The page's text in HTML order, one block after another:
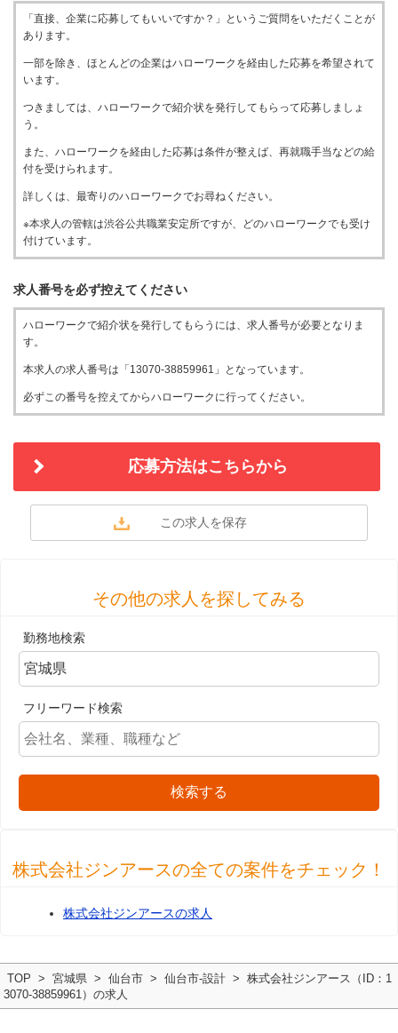
「直接、企業に応募してもいいですか？」というご質問をいただくことが
あります。
一部を除き、ほとんどの企業はハローワークを経由した応募を希望されて
います。
つきましては、ハローワークで紹介状を発行してもらって応募しましょ
う。
また、ハローワークを経由した応募は条件が整えば、再就職手当などの給
付を受けられます。
詳しくは、最寄りのハローワークでお尋ねください。
※本求人の管轄は渋谷公共職業安定所ですが、どのハローワークでも受け
付けています。
求人番号を必ず控えてください
ハローワークで紹介状を発行してもらうには、求人番号が必要となりま
す。
本求人の求人番号は「13070-38859961」となっています。
必ずこの番号を控えてからハローワークに行ってください。
応募方法はこちらから
その他の求人を探してみる
勤務地検索
フリーワード検索
検索する
株式会社ジンアースの全ての案件をチェック！
株式会社ジンアースの求人
TOP 宮城県 仙台市 仙台市-設計
株式会社ジンアース（ID：1
3070-38859961）の求人